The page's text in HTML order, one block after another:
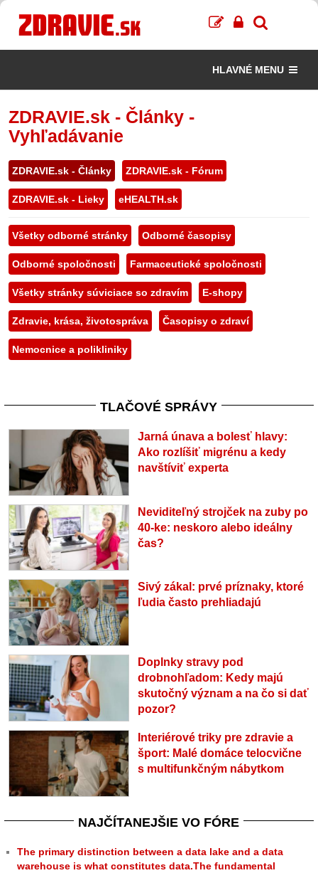
HLAVNÉ MENU
ZDRAVIE.sk - Články -
Vyhľadávanie
ZDRAVIE.sk - Články ZDRAVIE.sk - Fórum
ZDRAVIE.sk - Lieky eHEALTH.sk
Všetky odborné stránky Odborné časopisy
Odborné spoločnosti Farmaceutické spoločnosti
Všetky stránky súviciace so zdravím E-shopy
Zdravie, krása, životospráva Časopisy o zdraví
Nemocnice a polikliniky
TLAČOVÉ SPRÁVY
Jarná únava a bolesť hlavy:
Ako rozlíšiť migrénu a kedy
navštíviť experta
Neviditeľný strojček na zuby po
40-ke: neskoro alebo ideálny
čas?
Sivý zákal: prvé príznaky, ktoré
ľudia často prehliadajú
Doplnky stravy pod
drobnohľadom: Kedy majú
skutočný význam a na čo si dať
pozor?
Interiérové triky pre zdravie a
šport: Malé domáce telocvične
s multifunkčným nábytkom
NAJČÍTANEJŠIE VO FÓRE
The primary distinction between a data lake and a data
warehouse is what constitutes data.The fundamental